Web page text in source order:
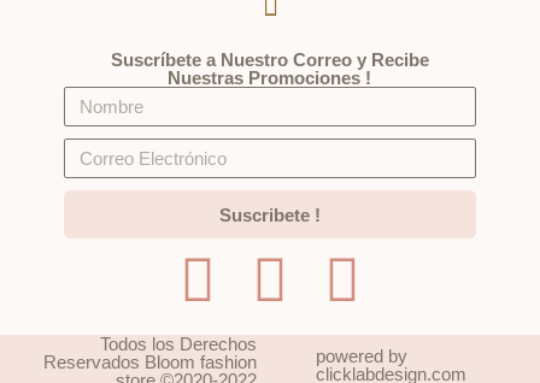
Suscríbete a Nuestro Correo y Recibe
Nuestras Promociones !
Suscribete !
Todos los Derechos
Reservados Bloom fashion
powered by
clicklabdesign.com